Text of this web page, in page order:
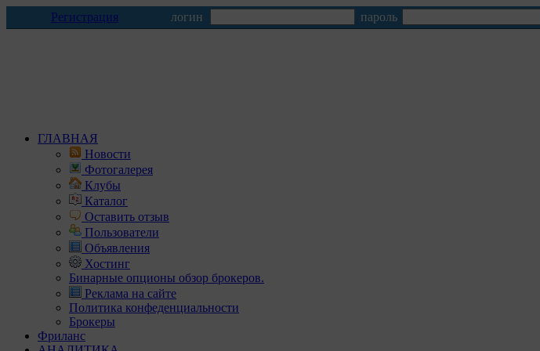
Регистрация логин пароль
ГЛАВНАЯ
Новости
Фотогалерея
Клубы
Каталог
Оставить отзыв
Пользователи
Объявления
Хостинг
Бинарные опционы обзор брокеров.
Реклама на сайте
Политика конфеденциальности
Брокеры
Фриланс